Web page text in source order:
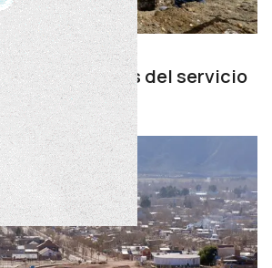
usuarios del servicio
neuquino